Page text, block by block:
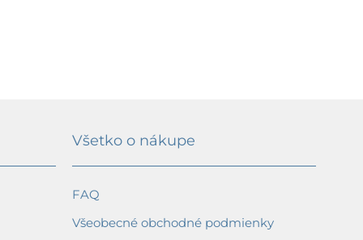
Všetko o nákupe
FAQ
Všeobecné obchodné podmienky